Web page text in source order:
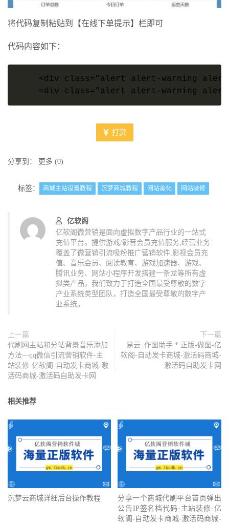
将代码复制粘贴到【在线下单提示】栏即可
代码内容如下：
<div class="alert alert-warning alert-
<div class="alert alert-warning alert-
打赏
分享到： 更多 (0)
标签： 商城主站设置教程 沉梦商城教程 网站美化 网站装修
亿软阁
亿软阁微营销是面向虚拟数字产品行业的一站式
充值平台。提供游戏/影音会员充值服务,经营业务
覆盖了微营销引流吸粉推广营销软件,影视会员充
值、音乐会员、阅读教育、游戏加速器、游戏、
腾讯业务、网站小程序开发搭建一条龙等所有虚
拟类产品，我们致力于打造全国最受尊敬的数字
产业系统类型团队，打造全国最受尊敬的数字产
业系统。
上一篇
代刷网主站和分站背景音乐添加
方法—qq微信引流营销软件-主
站装修-亿软阁-自动发卡商城-激
活码商城-激活码自助发卡网
下一篇
易云_作图助手 * 正版-做图-亿
软阁-自动发卡商城-激活码商城-
激活码自助发卡网
相关推荐
沉梦云商城详细后台操作教程
分享一个商城代刷平台首页弹出
公告IP签名档代码-主站装修-亿
软阁-自动发卡商城-激活码商城-